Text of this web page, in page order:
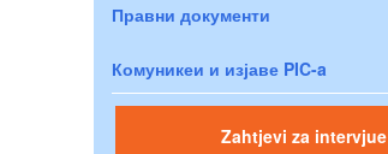
Правни документи
Комуникеи и изјаве PIC-a
Zahtjevi za intervjue